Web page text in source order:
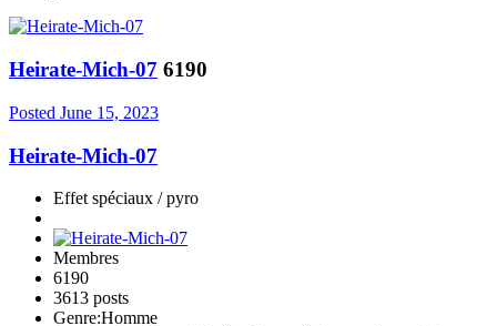
Heirate-Mich-07 6190
Posted June 15, 2023
Heirate-Mich-07
Effet spéciaux / pyro
Membres
6190
3613 posts
Genre:Homme